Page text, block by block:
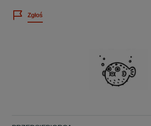
Posiadamy bogatą ofertę ryb akwariowych,
wodnych.
Twoje zamówienie dotrze do Ciebie
Rybki pakujemy w podwójne worki
Zgłoś